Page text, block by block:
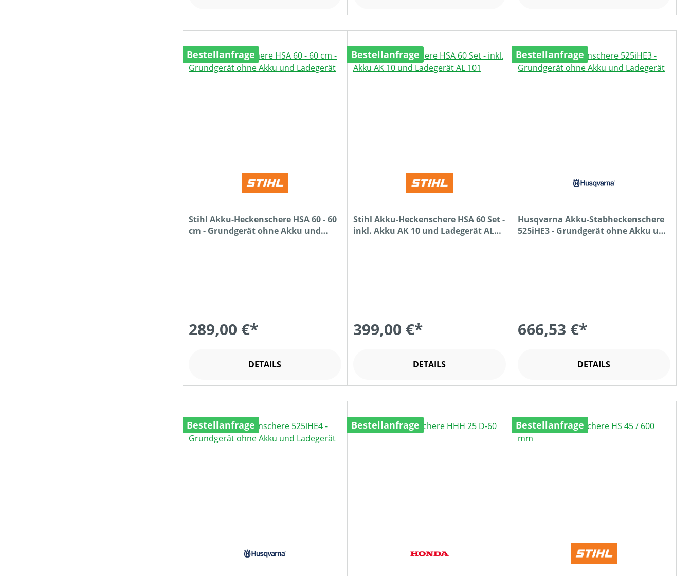
Bestellanfrage
Stihl Akku-Heckenschere HSA 60 - 60
cm - Grundgerät ohne Akku und
289,00 €*
DETAILS
Bestellanfrage
Stihl Akku-Heckenschere HSA 60 Set -
inkl. Akku AK 10 und Ladegerät AL
399,00 €*
DETAILS
Bestellanfrage
Husqvarna Akku-Stabheckenschere
525iHE3 - Grundgerät ohne Akku und
666,53 €*
DETAILS
Bestellanfrage Bestellanfrage Bestellanfrage